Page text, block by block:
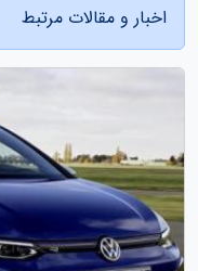
اخبار و مقالات مرتبط